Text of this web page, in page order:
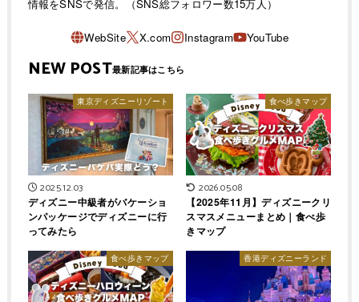
情報をSNSで発信。（SNS総フォロワー数15万人）
NEW POST
東京ディズニーリゾート
2025.12.03
ディズニー中級者がバケーショ
ンパッケージでディズニーに行
ってみたら
食べ歩きマップ
2026.05.08
【2025年11月】ディズニークリ
スマスメニューまとめ｜食べ歩
きマップ
食べ歩きマップ 香港ディズニーランド